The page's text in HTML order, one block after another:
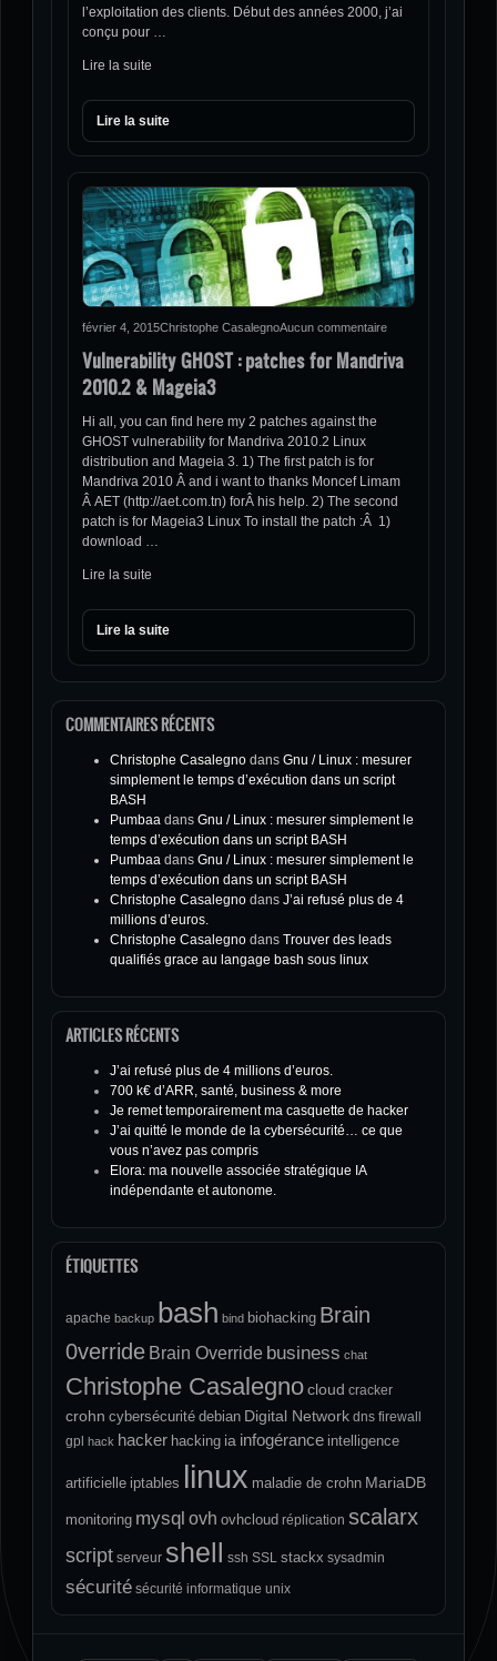
l’exploitation des clients. Début des années 2000, j’ai
conçu pour …
Lire la suite
Lire la suite
février 4, 2015Christophe CasalegnoAucun commentaire
Vulnerability GHOST : patches for Mandriva
2010.2 & Mageia3
Hi all, you can find here my 2 patches against the
GHOST vulnerability for Mandriva 2010.2 Linux
distribution and Mageia 3. 1) The first patch is for
Mandriva 2010 Â and i want to thanks Moncef Limam
Â AET (http://aet.com.tn) forÂ his help. 2) The second
patch is for Mageia3 Linux To install the patch :Â 1)
download …
Lire la suite
Lire la suite
COMMENTAIRES RÉCENTS
Christophe Casalegno dans Gnu / Linux : mesurer
simplement le temps d’exécution dans un script
BASH
Pumbaa dans Gnu / Linux : mesurer simplement le
temps d’exécution dans un script BASH
Pumbaa dans Gnu / Linux : mesurer simplement le
temps d’exécution dans un script BASH
Christophe Casalegno dans J’ai refusé plus de 4
millions d’euros.
Christophe Casalegno dans Trouver des leads
qualifiés grace au langage bash sous linux
ARTICLES RÉCENTS
J’ai refusé plus de 4 millions d’euros.
700 k€ d’ARR, santé, business & more
Je remet temporairement ma casquette de hacker
J’ai quitté le monde de la cybersécurité… ce que
vous n’avez pas compris
Elora: ma nouvelle associée stratégique IA
indépendante et autonome.
ÉTIQUETTES
apache backup bash bind biohacking Brain
0verride Brain Override business chat
Christophe Casalegnocloud cracker
crohn cybersécurité debian Digital Network dns firewall
gpl hack hacker hacking ia infogérance intelligence
artificielle iptables linux maladie de crohn MariaDB
monitoring mysql ovh ovhcloud réplication scalarx
script serveur shell ssh SSL stackx sysadmin
sécurité sécurité informatique unix